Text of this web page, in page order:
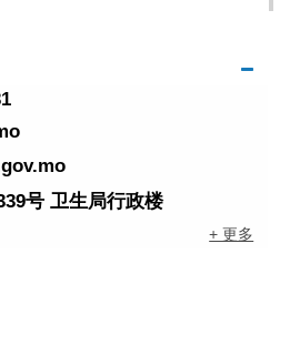
号 卫生局行政楼
+ 更多